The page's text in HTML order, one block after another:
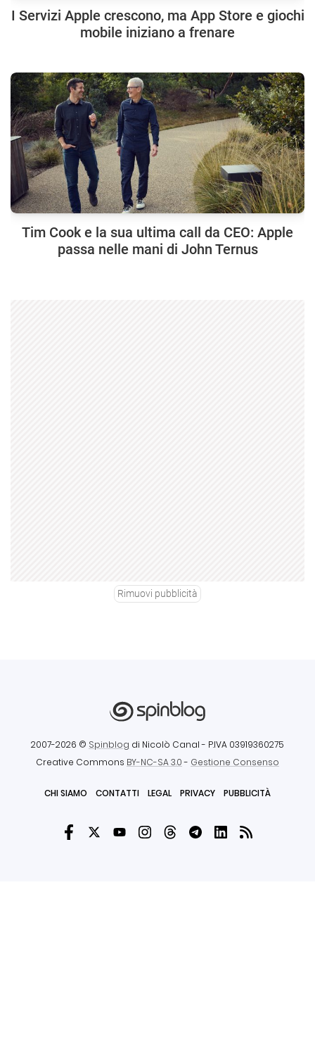
I Servizi Apple crescono, ma App Store e giochi
mobile iniziano a frenare
Tim Cook e la sua ultima call da CEO: Apple
passa nelle mani di John Ternus
Rimuovi pubblicità
2007-2026 © Spinblog di Nicolò Canal - P.IVA 03919360275
Creative Commons BY-NC-SA 3.0- Gestione Consenso
CHI SIAMO CONTATTI LEGAL PRIVACY PUBBLICITÀ